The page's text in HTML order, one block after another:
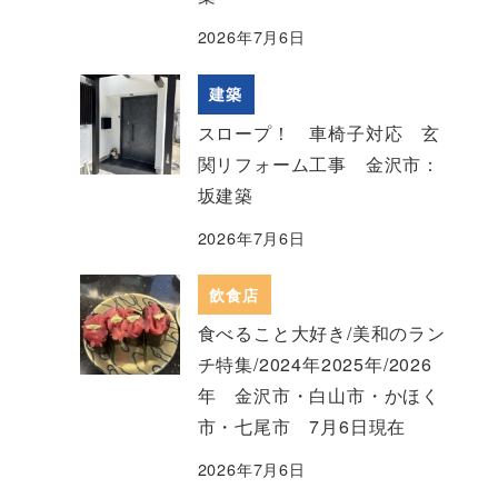
2026年7月6日
建築
スロープ！ 車椅子対応 玄
関リフォーム工事 金沢市：
坂建築
2026年7月6日
飲食店
食べること大好き/美和のラン
チ特集/2024年2025年/2026
年 金沢市・白山市・かほく
市・七尾市 7月6日現在
2026年7月6日